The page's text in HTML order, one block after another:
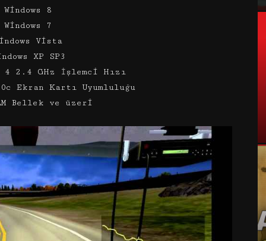
Windows 8
Windows 7
Vista
XP SP3
2.4 GHz İşlemci Hızı
Ekran Kartı Uyumluluğu
Bellek ve üzeri